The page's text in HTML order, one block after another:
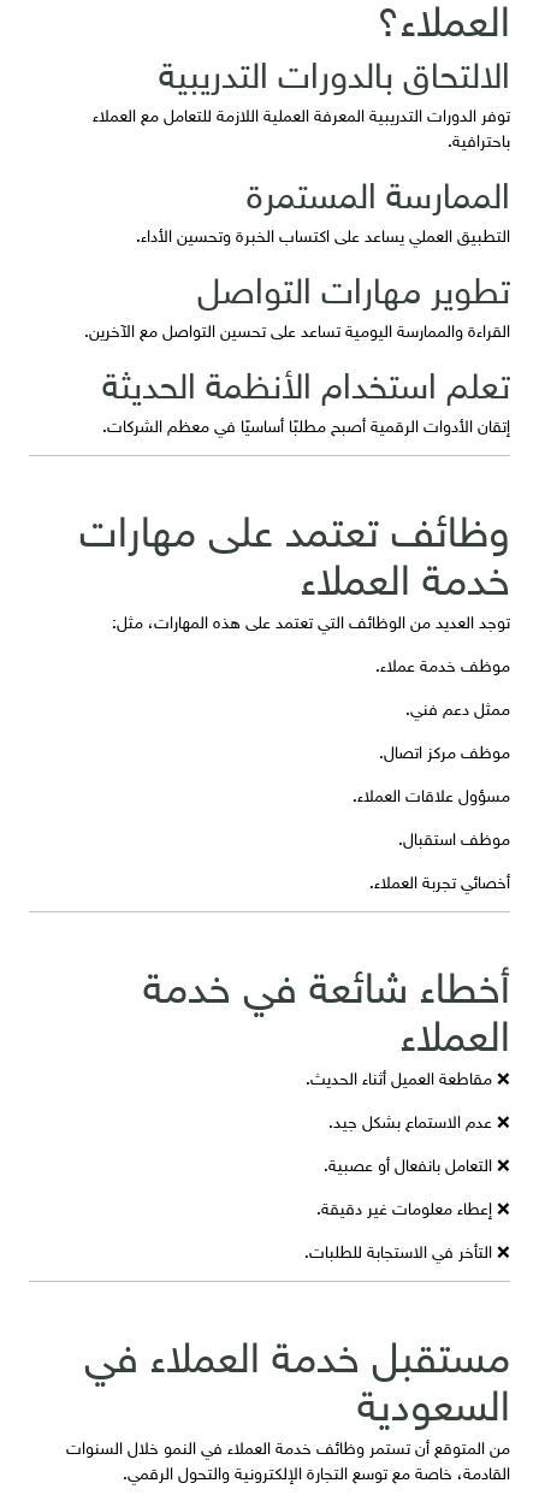
الالتحاق بالدورات التدريبية
توفر الدورات التدريبية المعرفة العملية اللازمة للتعامل مع العملاء
باحترافية.
الممارسة المستمرة
التطبيق العملي يساعد على اكتساب الخبرة وتحسين الأداء.
تطوير مهارات التواصل
القراءة والممارسة اليومية تساعد على تحسين التواصل مع الآخرين.
تعلم استخدام الأنظمة الحديثة
إتقان الأدوات الرقمية أصبح مطلبًا أساسيًا في معظم الشركات.
وظائف تعتمد على مهارات
خدمة العملاء
توجد العديد من الوظائف التي تعتمد على هذه المهارات، مثل:
موظف خدمة عملاء.
ممثل دعم فني.
موظف مركز اتصال.
مسؤول علاقات العملاء.
موظف استقبال.
أخصائي تجربة العملاء.
أخطاء شائعة في خدمة
العملاء
❌ مقاطعة العميل أثناء الحديث.
❌ عدم الاستماع بشكل جيد.
❌ التعامل بانفعال أو عصبية.
❌ إعطاء معلومات غير دقيقة.
❌ التأخر في الاستجابة للطلبات.
مستقبل خدمة العملاء في
السعودية
من المتوقع أن تستمر وظائف خدمة العملاء في النمو خلال السنوات
القادمة، خاصة مع توسع التجارة الإلكترونية والتحول الرقمي.